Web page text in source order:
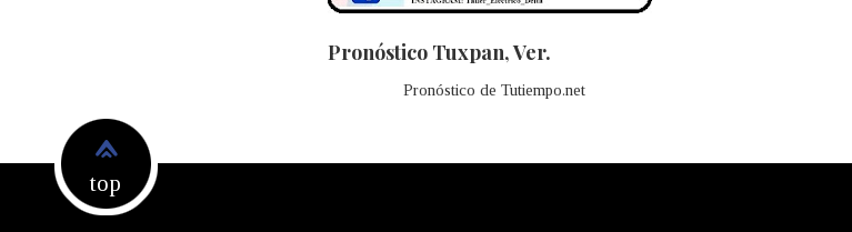
Pronóstico Tuxpan, Ver.
Pronóstico de Tutiempo.net
top